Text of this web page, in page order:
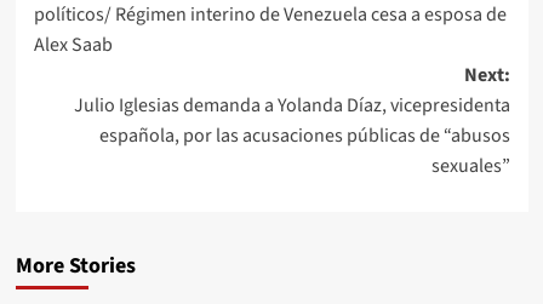
políticos/ Régimen interino de Venezuela cesa a esposa de
Alex Saab
Next:
Julio Iglesias demanda a Yolanda Díaz, vicepresidenta
española, por las acusaciones públicas de “abusos
sexuales”
More Stories